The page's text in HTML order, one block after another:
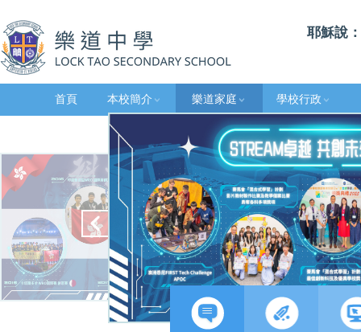
耶穌說
首頁 本校簡介 樂道家庭 學校行政